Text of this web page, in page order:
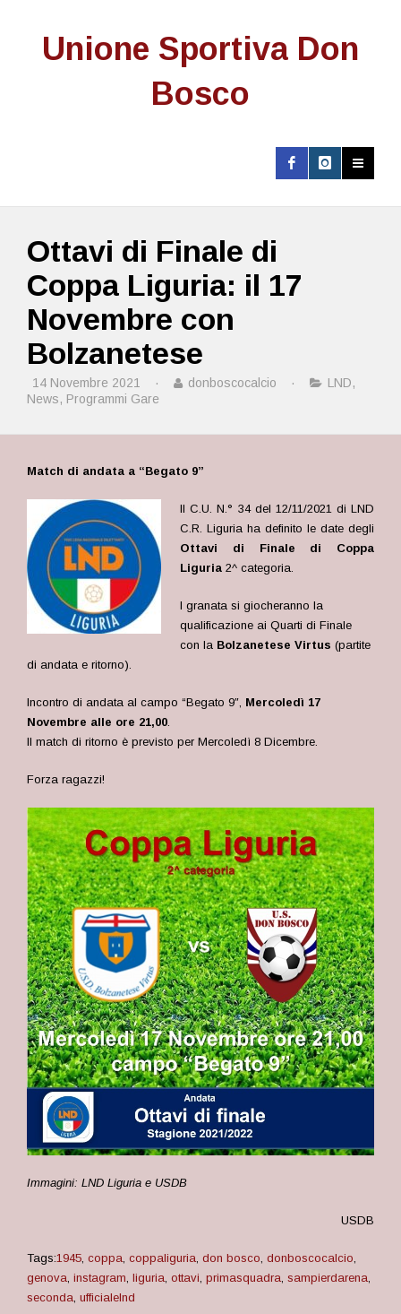
Unione Sportiva Don
Bosco
Ottavi di Finale di
Coppa Liguria: il 17
Novembre con
Bolzanetese
14 Novembre 2021 · donboscocalcio · LND,
News, Programmi Gare
Match di andata a “Begato 9”
Il C.U. N.° 34 del 12/11/2021 di LND
C.R. Liguria ha definito le date degli
Ottavi di Finale di Coppa
Liguria 2^ categoria.
I granata si giocheranno la
qualificazione ai Quarti di Finale
con la Bolzanetese Virtus(partite
di andata e ritorno).
Incontro di andata al campo “Begato 9″, Mercoledì 17
Novembre alle ore 21,00.
Il match di ritorno è previsto per Mercoledì 8 Dicembre.
Forza ragazzi!
Immagini: LND Liguria e USDB
USDB
Tags:1945, coppa, coppaliguria, don bosco, donboscocalcio,
genova, instagram, liguria, ottavi, primasquadra, sampierdarena,
seconda, ufficialelnd